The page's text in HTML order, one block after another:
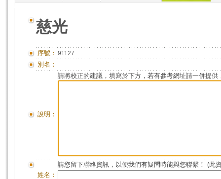
慈光
序號： 91127
別名：
說明：
請將校正的建議，填寫於下方，若有參考網址請一併提供
請您留下聯絡資訊，以便我們有疑問時能與您聯繫！ (此
姓名：